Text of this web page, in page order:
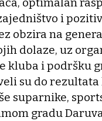
optimalan
i
obzira na
dolaze, uz
kluba i podršku
su do rezultata
suparnike,
gradu